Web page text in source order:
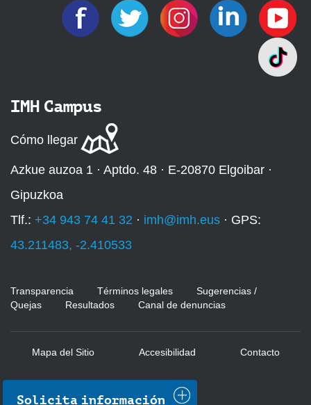
Solicita información
IMH Campus
Cómo llegar
Azkue auzoa 1 · Aptdo. 48 · E-20870 Elgoibar ·
Gipuzkoa
Tlf.: +34 943 74 41 32 · imh@imh.eus · GPS:
43.211483, -2.410533
Transparencia Términos legales
Sugerencias /
Quejas
Resultados Canal de denuncias
Mapa del Sitio Accesibilidad Contacto